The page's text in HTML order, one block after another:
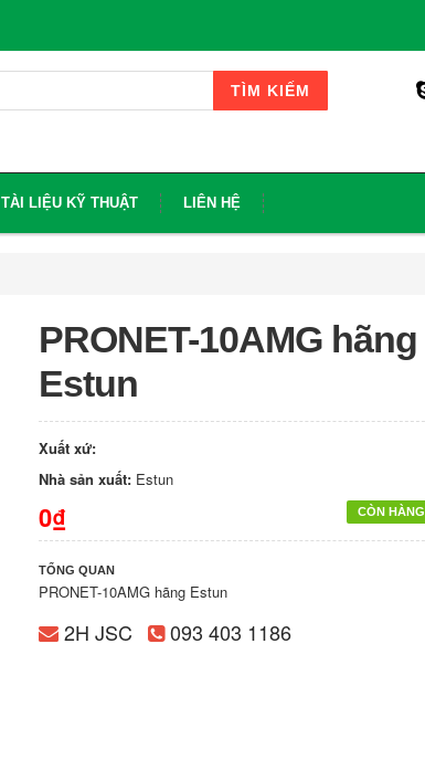
TÌM KIẾM
TÀI LIỆU KỸ THUẬT LIÊN HỆ
PRONET-10AMG hãng
Estun
Xuất xứ:
Nhà sản xuất: Estun
CÒN HÀNG
0₫
TỔNG QUAN
PRONET-10AMG hãng Estun
2H JSC 093 403 1186